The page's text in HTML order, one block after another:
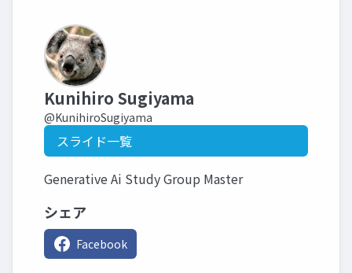
Kunihiro Sugiyama
@KunihiroSugiyama
スライド一覧
Generative Ai Study Group Master
シェア
Facebook